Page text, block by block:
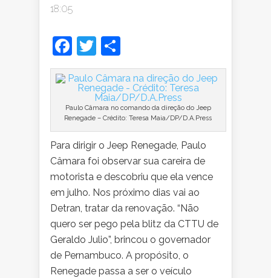
18:05
Facebook
Twitter
Paulo Câmara no comando da direção do Jeep
Renegade – Crédito: Teresa Maia/DP/D.A.Press
Para dirigir o Jeep Renegade, Paulo
Câmara foi observar sua careira de
motorista e descobriu que ela vence
em julho. Nos próximo dias vai ao
Detran, tratar da renovação. “Não
quero ser pego pela blitz da CTTU de
Geraldo Julio”, brincou o governador
de Pernambuco. A propósito, o
Renegade passa a ser o veículo